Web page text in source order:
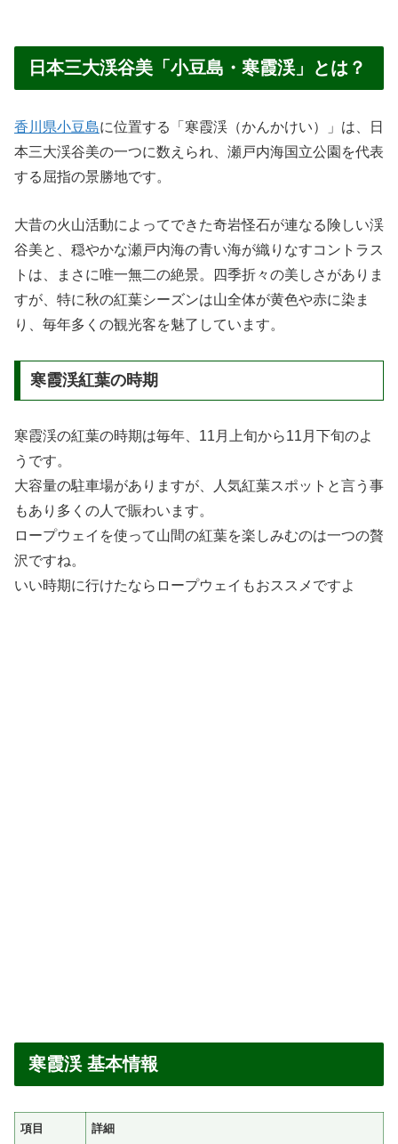
日本三大渓谷美「小豆島・寒霞渓」とは？
香川県小豆島に位置する「寒霞渓（かんかけい）」は、日
本三大渓谷美の一つに数えられ、瀬戸内海国立公園を代表
する屈指の景勝地です。
大昔の火山活動によってできた奇岩怪石が連なる険しい渓
谷美と、穏やかな瀬戸内海の青い海が織りなすコントラス
トは、まさに唯一無二の絶景。四季折々の美しさがありま
すが、特に秋の紅葉シーズンは山全体が黄色や赤に染ま
り、毎年多くの観光客を魅了しています。
寒霞渓紅葉の時期
寒霞渓の紅葉の時期は毎年、11月上旬から11月下旬のよ
うです。
大容量の駐車場がありますが、人気紅葉スポットと言う事
もあり多くの人で賑わいます。
ロープウェイを使って山間の紅葉を楽しみむのは一つの贅
沢ですね。
いい時期に行けたならロープウェイもおススメですよ
寒霞渓 基本情報
項目 詳細